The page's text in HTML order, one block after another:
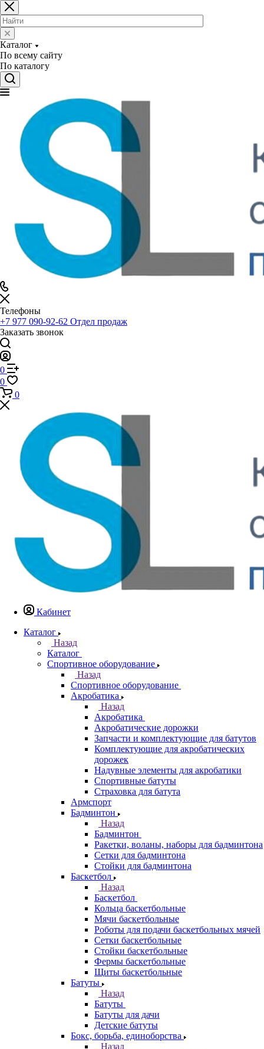
Каталог
По всему сайту
По каталогу
Телефоны
+7 977 090-92-62 Отдел продаж
Заказать звонок
0
0
0
Кабинет
Каталог
Назад
Каталог
Спортивное оборудование
Назад
Спортивное оборудование
Акробатика
Назад
Акробатика
Акробатические дорожки
Запчасти и комплектующие для батутов
Комплектующие для акробатических
дорожек
Надувные элементы для акробатики
Спортивные батуты
Страховка для батута
Армспорт
Бадминтон
Назад
Бадминтон
Ракетки, воланы, наборы для бадминтона
Сетки для бадминтона
Стойки для бадминтона
Баскетбол
Назад
Баскетбол
Кольца баскетбольные
Мячи баскетбольные
Роботы для подачи баскетбольных мячей
Сетки баскетбольные
Стойки баскетбольные
Фермы баскетбольные
Щиты баскетбольные
Батуты
Назад
Батуты
Батуты для дачи
Детские батуты
Бокс, борьба, единоборства
Назад